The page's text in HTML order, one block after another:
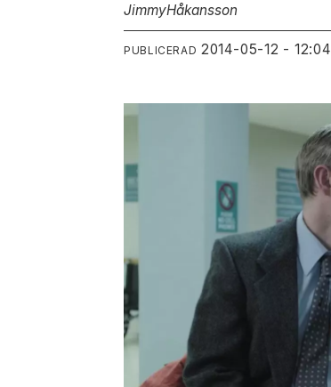
JimmyHåkansson
PUBLICERAD 2014-05-12 - 12:04